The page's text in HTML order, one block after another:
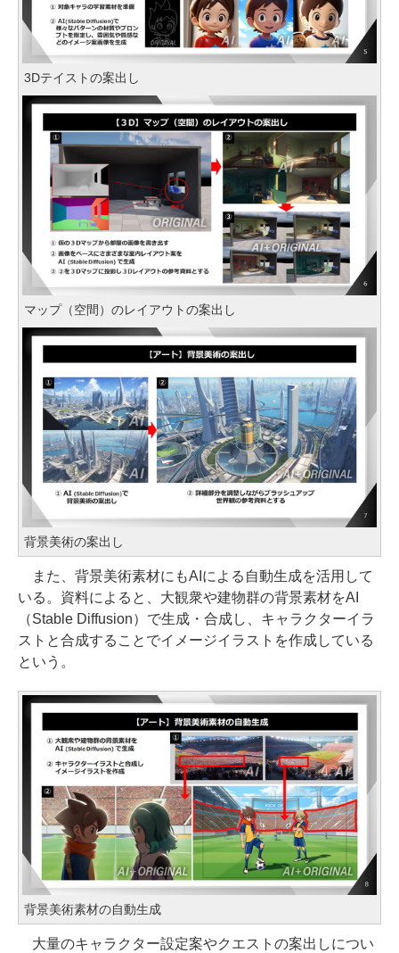
3Dテイストの案出し
マップ（空間）のレイアウトの案出し
背景美術の案出し
また、背景美術素材にもAIによる自動生成を活用して
いる。資料によると、大観衆や建物群の背景素材をAI
（Stable Diffusion）で生成・合成し、キャラクターイラ
ストと合成することでイメージイラストを作成している
という。
背景美術素材の自動生成
大量のキャラクター設定案やクエストの案出しについ